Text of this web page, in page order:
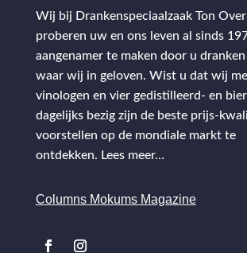
Wij bij Drankenspeciaalzaak Ton
proberen uw en ons leven al sinds
aangenamer te maken door u
waar wij in geloven. Wist u dat wij
vinologen en vier gedistilleerd- en
dagelijks bezig zijn de beste prijs-
voorstellen op de mondiale markt te
ontdekken. Lees meer…
Columns Mokums Magazine